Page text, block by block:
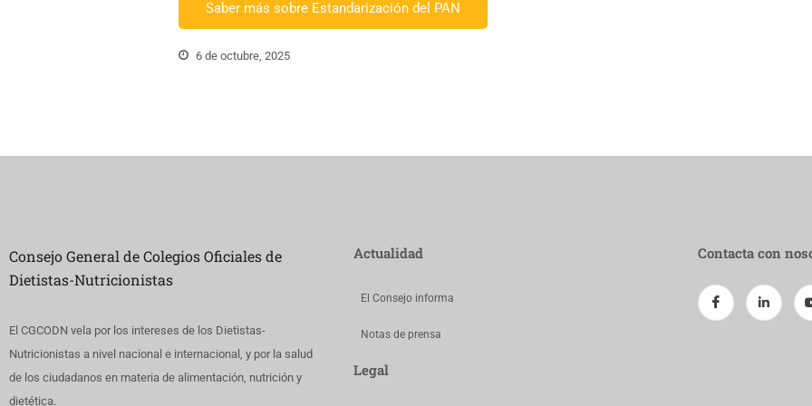
Saber más sobre Estandarización del PAN
6 de octubre, 2025
Consejo General de Colegios Oficiales de
Dietistas-Nutricionistas
El CGCODN vela por los intereses de los Dietistas-
Nutricionistas a nivel nacional e internacional, y por la salud
de los ciudadanos en materia de alimentación, nutrición y
dietética.
Actualidad
El Consejo informa
Notas de prensa
Legal
Contacta con